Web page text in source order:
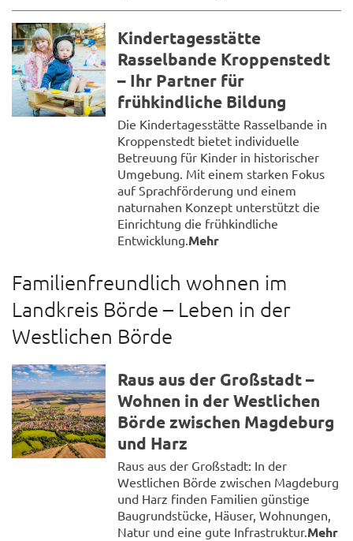
Kindertagesstätte
Rasselbande Kroppenstedt
– Ihr Partner für
frühkindliche Bildung
Die Kindertagesstätte Rasselbande in
Kroppenstedt bietet individuelle
Betreuung für Kinder in historischer
Umgebung. Mit einem starken Fokus
auf Sprachförderung und einem
naturnahen Konzept unterstützt die
Einrichtung die frühkindliche
Entwicklung.Mehr
Familienfreundlich wohnen im
Landkreis Börde – Leben in der
Westlichen Börde
Raus aus der Großstadt –
Wohnen in der Westlichen
Börde zwischen Magdeburg
und Harz
Raus aus der Großstadt: In der
Westlichen Börde zwischen Magdeburg
und Harz finden Familien günstige
Baugrundstücke, Häuser, Wohnungen,
Natur und eine gute Infrastruktur. Mehr